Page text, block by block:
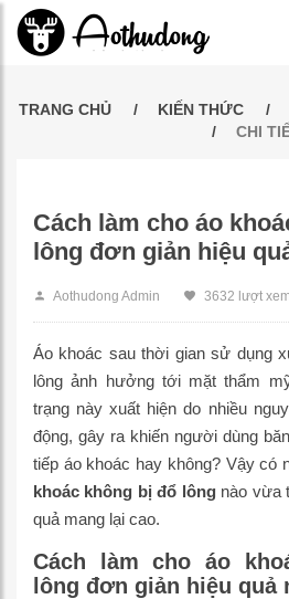
TRANG CHỦ KIẾN THỨC
CHI
Cách làm cho áo
lông đơn giản hiệu
Aothudong Admin 3632 lượt xem
Áo khoác sau thời gian sử dụng
lông ảnh hưởng tới mặt thẩm
trạng này xuất hiện do nhiều
động, gây ra khiến người dùng
tiếp áo khoác hay không? Vậy có
khoác không bị đổ lôngnào vừa
quả mang lại cao.
Cách làm cho áo
lông đơn giản hiệu quả